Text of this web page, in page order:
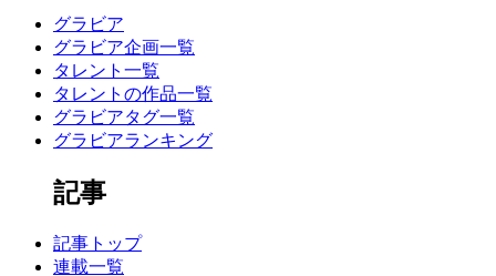
グラビア
グラビア企画一覧
タレント一覧
タレントの作品一覧
グラビアタグ一覧
グラビアランキング
記事
記事トップ
連載一覧